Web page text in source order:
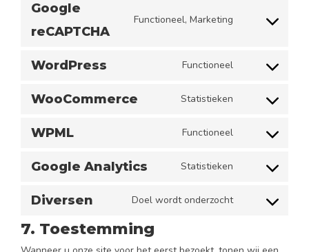
Google
reCAPTCHA
Functioneel, Marketing
Consent
service
recaptcha
WordPress Functioneel
Consent
wordpress
WooCommerce Statistieken
Consent
woocommerce
WPML Functioneel
Consent
wpml
Google Analytics Statistieken
Consent
Diversen Doel wordt onderzocht
Consent
service
7. Toestemming